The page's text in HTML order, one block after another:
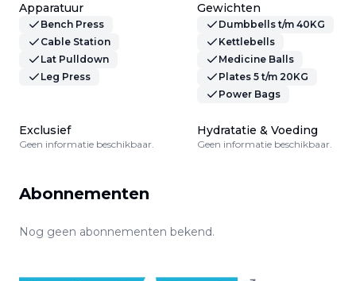
Apparatuur
Bench Press
Cable Station
Lat Pulldown
Leg Press
Gewichten
Dumbbells t/m 40KG
Kettlebells
Medicine Balls
Plates 5 t/m 20KG
Power Bags
Exclusief
Geen informatie beschikbaar.
Hydratatie & Voeding
Geen informatie beschikbaar.
Abonnementen
Nog geen abonnementen bekend.